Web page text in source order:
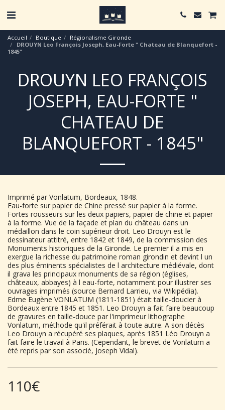
Accueil Boutique
Régionalisme Gironde
DROUYN Leo François Joseph, Eau-Forte " Chateau de Blanquefort -
1845"
DROUYN LEO FRANÇOIS
JOSEPH, EAU-FORTE "
CHATEAU DE
BLANQUEFORT - 1845"
Imprimé par Vonlatum, Bordeaux, 1848.
Eau-forte sur papier de Chine pressé sur papier à la forme.
Fortes rousseurs sur les deux papiers, papier de chine et papier
à la forme. Vue de la façade et plan du château dans un
médaillon dans le coin supérieur droit. Leo Drouyn est le
dessinateur attitré, entre 1842 et 1849, de la commission des
Monuments historiques de la Gironde. Le premier il a mis en
exergue la richesse du patrimoine roman girondin et devint l un
des plus éminents spécialistes de l architecture médiévale, dont
il grava les principaux monuments de sa région (églises,
châteaux, abbayes) à l eau-forte, notamment pour illustrer ses
ouvrages imprimés (source Bernard Larrieu, via Wikipédia).
Edme Eugène VONLATUM (1811-1851) était taille-doucier à
Bordeaux entre 1845 et 1851. Leo Drouyn a fait faire beaucoup
de gravures en taille-douce par l'imprimeur lithographe
Vonlatum, méthode qu'il préférait à toute autre. A son décès
Leo Drouyn a récupéré ses plaques, après 1851 Léo Drouyn a
fait faire le travail à Paris. (Cependant, le brevet de Vonlatum a
été repris par son associé, Joseph Vidal).
110€